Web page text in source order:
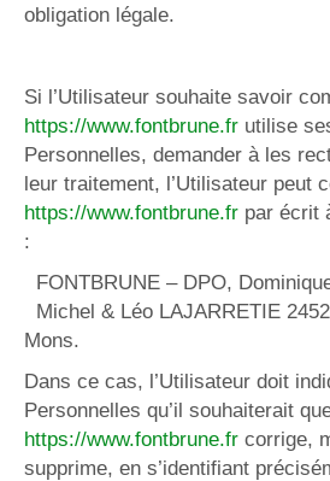
obligation légale.
Si l’Utilisateur souhaite savoir
https://www.fontbrune.fr utilise
Personnelles, demander à les
leur traitement, l’Utilisateur peut
https://www.fontbrune.fr par écrit
:
FONTBRUNE – DPO,
Michel & Léo LAJARRETIE
Mons.
Dans ce cas, l’Utilisateur doit
Personnelles qu’il souhaiterait
https://www.fontbrune.fr corrige,
supprime, en s’identifiant